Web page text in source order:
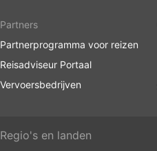
Partners
Partnerprogramma voor reizen
Reisadviseur Portaal
Vervoersbedrijven
Regio's en landen